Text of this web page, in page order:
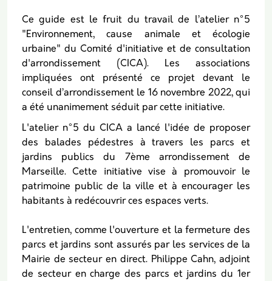
Ce guide est le fruit du travail de l’atelier n°5
"Environnement, cause animale et écologie
urbaine" du Comité d'initiative et de consultation
d'arrondissement (CICA). Les associations
impliquées ont présenté ce projet devant le
conseil d’arrondissement le 16 novembre 2022, qui
a été unanimement séduit par cette initiative.
L'atelier n°5 du CICA a lancé l'idée de proposer
des balades pédestres à travers les parcs et
jardins publics du 7ème arrondissement de
Marseille. Cette initiative vise à promouvoir le
patrimoine public de la ville et à encourager les
habitants à redécouvrir ces espaces verts.
L'entretien, comme l'ouverture et la fermeture des
parcs et jardins sont assurés par les services de la
Mairie de secteur en direct. Philippe Cahn, adjoint
de secteur en charge des parcs et jardins du 1er